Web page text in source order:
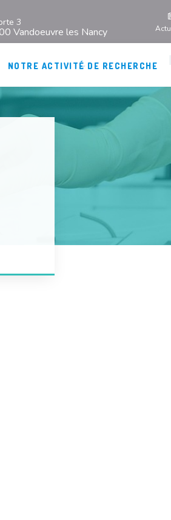
3
Vandoeuvre les Nancy
NOTRE ACTIVITÉ DE RECHERCHE